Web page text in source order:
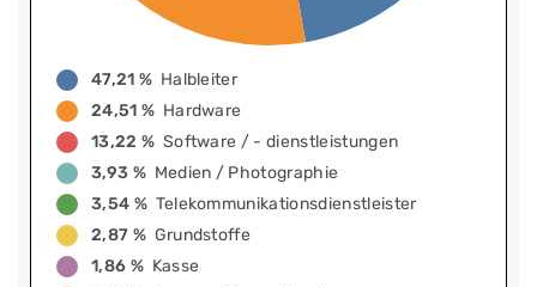
47,21 % Halbleiter
24,51 % Hardware
13,22 % Software / - dienstleistungen
3,93 % Medien / Photographie
3,54 % Telekommunikationsdienstleister
2,87 % Grundstoffe
1,86 % Kasse